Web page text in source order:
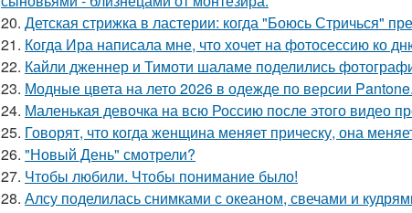
20. Детская стрижка в ластерии: когда "Боюсь Стричься"
21. Когда Ира написала мне, что хочет на фотосессию ко
22. Кайли дженнер и Тимоти шаламе поделились
23. Модные цвета на лето 2026 в одежде по версии Pantone.
24. Маленькая девочка на всю Россию после этого видео
25. Говорят, что когда женщина меняет прическу, она
26. "Новый День" смотрели?
27. Чтобы любили. Чтобы понимание было!
28. Алсу поделилась снимками с океаном, свечами и